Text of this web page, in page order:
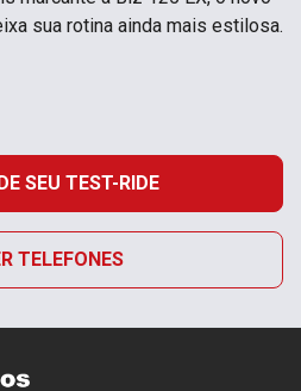
sua rotina ainda mais estilosa.
TELEFONES
SEU TEST-RIDE